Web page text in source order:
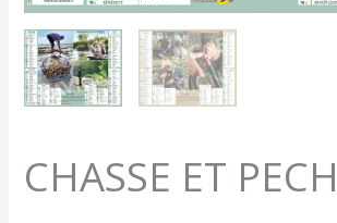
CHASSE ET